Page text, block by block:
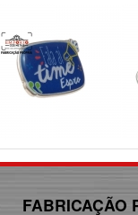
FABRICAÇÃO